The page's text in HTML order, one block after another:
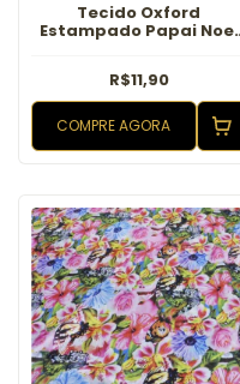
Tecido Oxford
Estampado Papai Noel
R$11,90
COMPRE AGORA